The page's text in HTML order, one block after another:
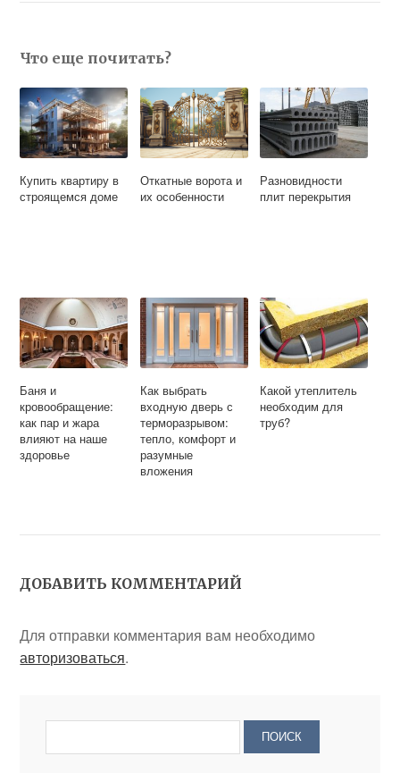
Что еще почитать?
Купить квартиру в
строящемся доме
Откатные ворота и
их особенности
Разновидности
плит перекрытия
Баня и
кровообращение:
как пар и жара
влияют на наше
здоровье
Как выбрать
входную дверь с
терморазрывом:
тепло, комфорт и
разумные
вложения
Какой утеплитель
необходим для
труб?
ДОБАВИТЬ КОММЕНТАРИЙ
Для отправки комментария вам необходимо
авторизоваться.